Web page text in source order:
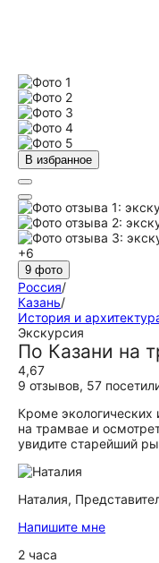
В избранное
+6
9 фото
Россия/
Казань/
История и
Экскурсия
По Казани на
4,67
9 отзывов, 57
Кроме
на трамвае и
увидите старейший
Наталия,
Напишите мне
2 часа